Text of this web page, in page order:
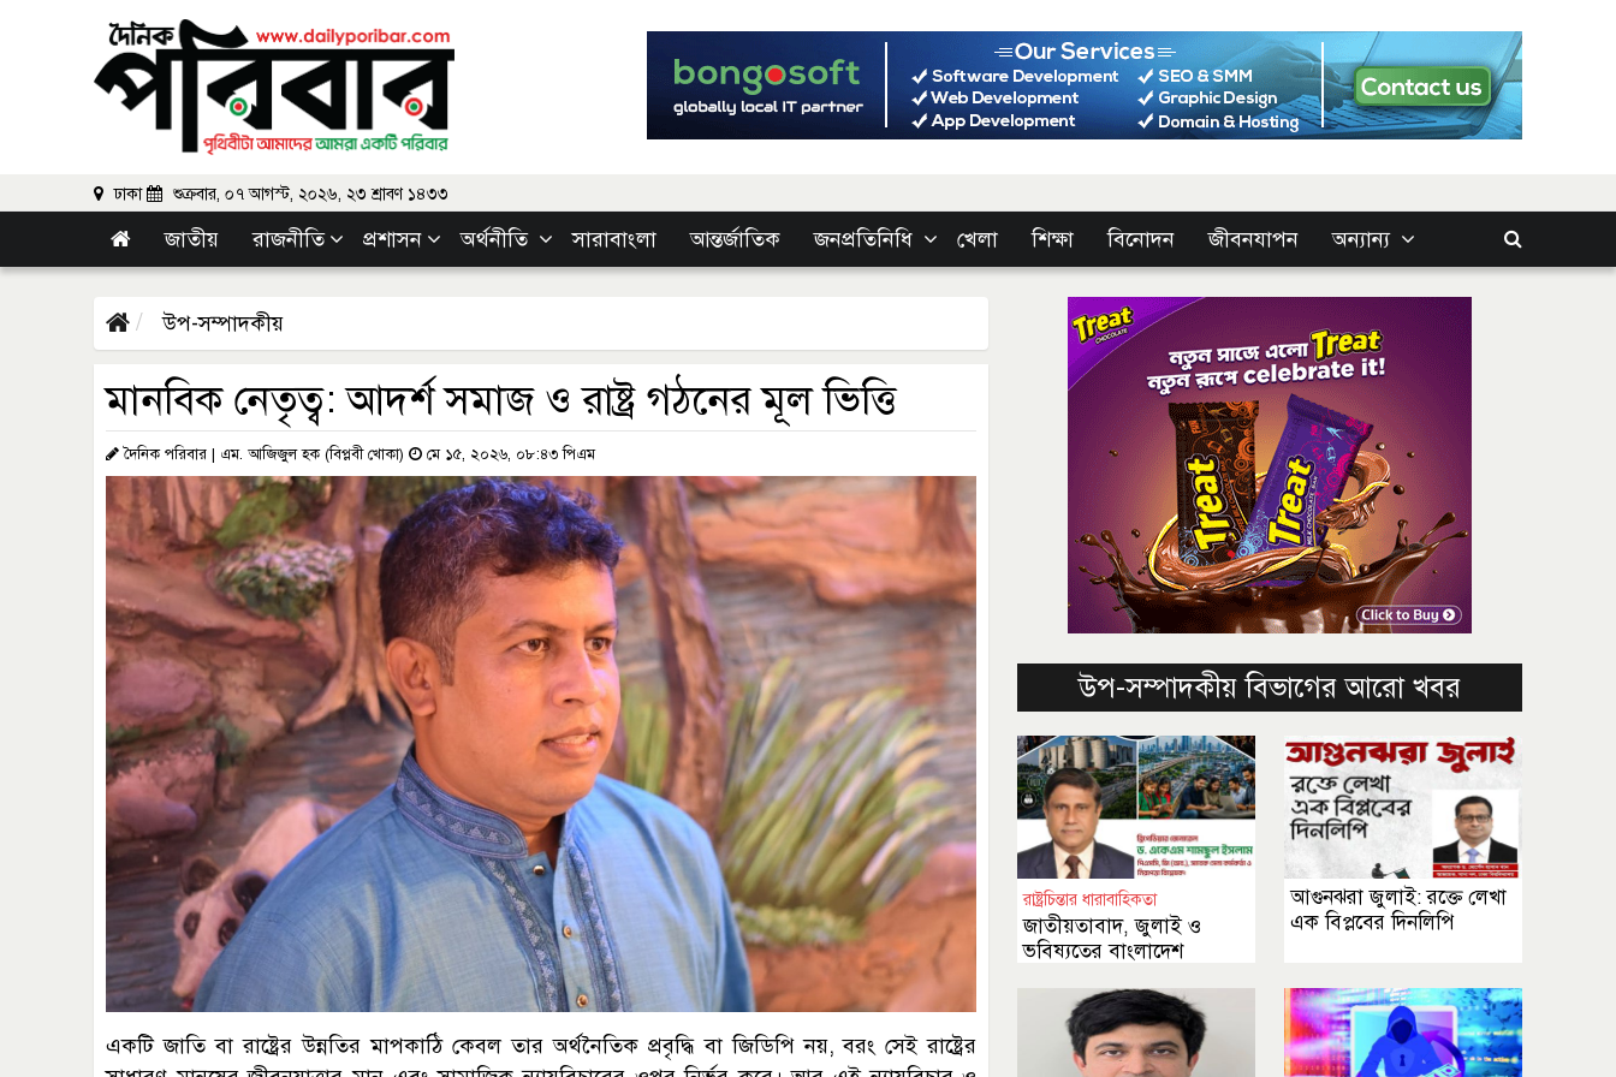
ঢাকা শুক্রবার, ০৭ আগস্ট, ২০২৬, ২৩ শ্রাবণ ১৪৩৩
জাতীয় রাজনীতি প্রশাসন অর্থনীতি সারাবাংলা আন্তর্জাতিক জনপ্রতিনিধি খেলা শিক্ষা বিনোদন জীবনযাপন অন্যান্য
উপ-সম্পাদকীয়
মানবিক নেতৃত্ব: আদর্শ সমাজ ও রাষ্ট্র গঠনের মূল ভিত্তি
দৈনিক পরিবার | এম. আজিজুল হক (বিপ্লবী খোকা) মে ১৫, ২০২৬, ০৮:৪৩ পিএম
একটি জাতি বা রাষ্ট্রের উন্নতির মাপকাঠি কেবল তার অর্থনৈতিক প্রবৃদ্ধি বা জিডিপি নয়, বরং সেই রাষ্ট্রের
উপ-সম্পাদকীয় বিভাগের আরো খবর
রাষ্ট্রচিন্তার ধারাবাহিকতা
জাতীয়তাবাদ, জুলাই ও
ভবিষ্যতের বাংলাদেশ
আগুনঝরা জুলাই: রক্তে লেখা
এক বিপ্লবের দিনলিপি